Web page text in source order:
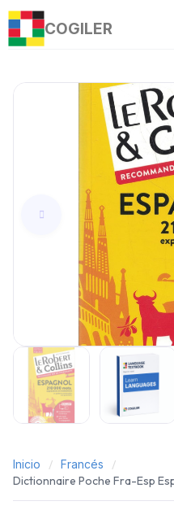
COGILER
Inicio Francés
Dictionnaire Poche Fra-Esp